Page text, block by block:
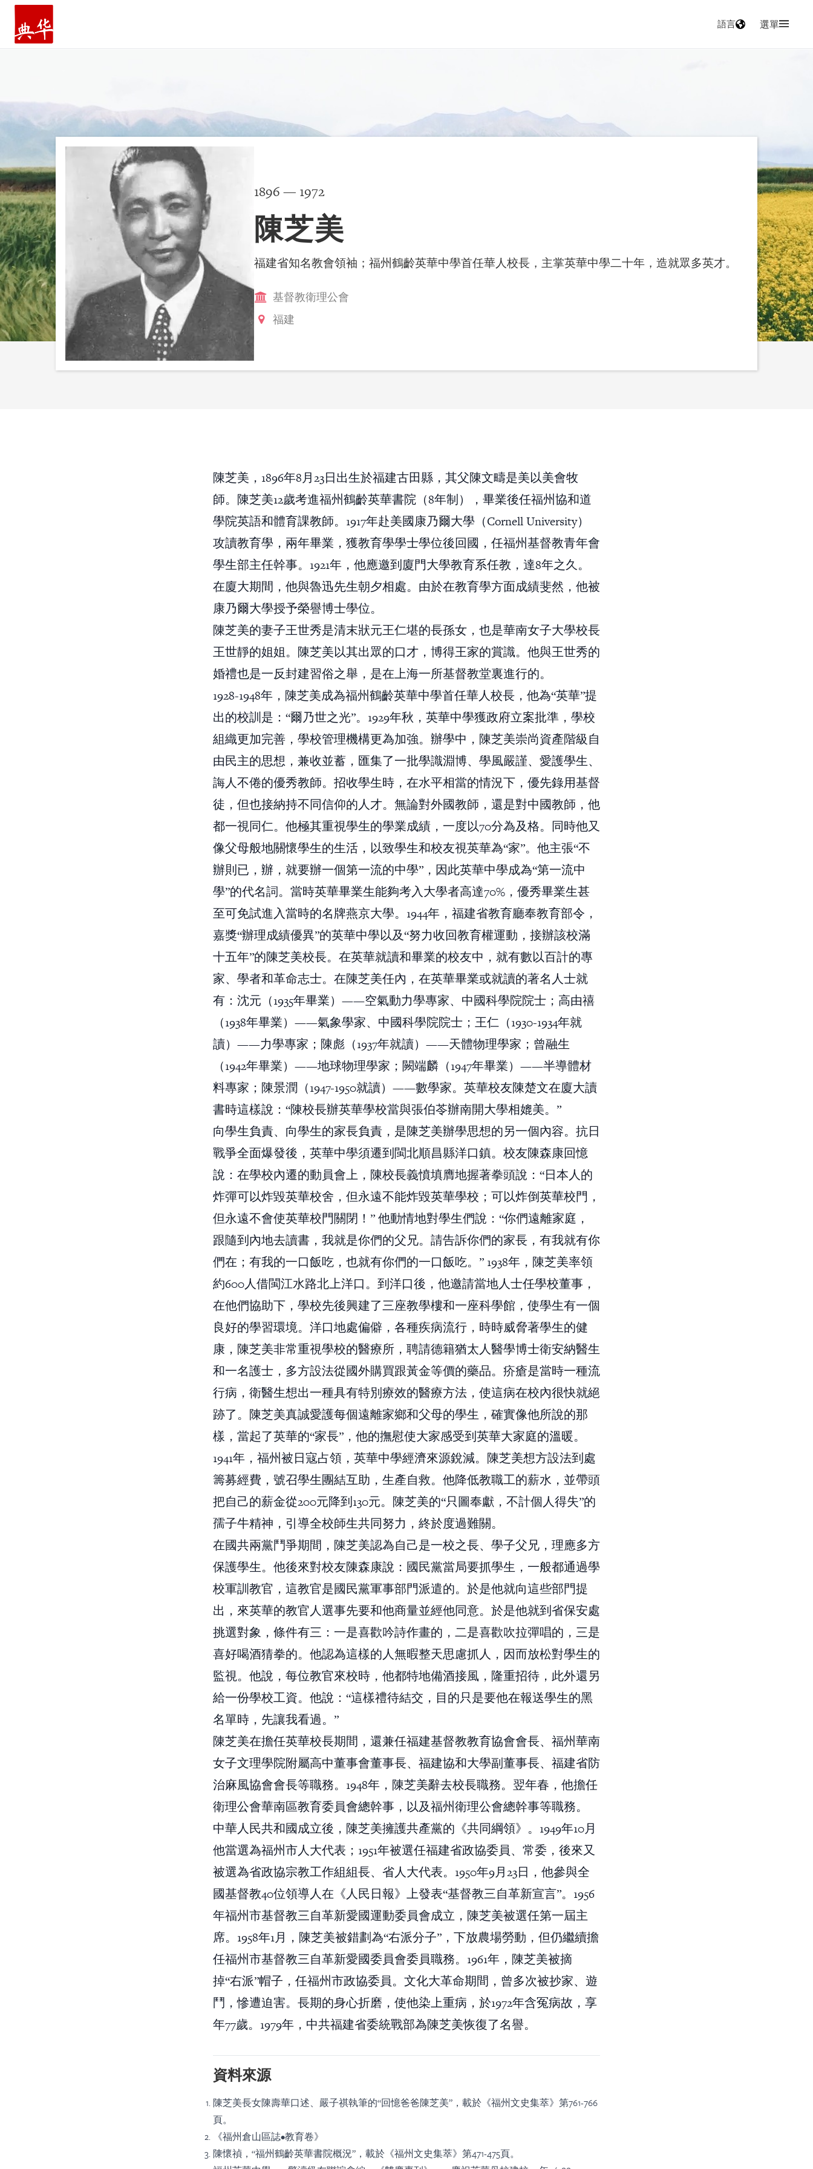
主頁
語言 選單
1896 — 1972
陳芝美
福建省知名教會領袖；福州鶴齡英華中學首任華人校長，主掌英華中學二十年，造就眾多英才。
基督教衛理公會
福建
陳芝美，1896年8月23日出生於福建古田縣，其父陳文疇是美以美會牧
師。陳芝美12歲考進福州鶴齡英華書院（8年制），畢業後任福州協和道
學院英語和體育課教師。1917年赴美國康乃爾大學（Cornell University）
攻讀教育學，兩年畢業，獲教育學學士學位後回國，任福州基督教青年會
學生部主任幹事。1921年，他應邀到廈門大學教育系任教，達8年之久。
在廈大期間，他與魯迅先生朝夕相處。由於在教育學方面成績斐然，他被
康乃爾大學授予榮譽博士學位。
陳芝美的妻子王世秀是清末狀元王仁堪的長孫女，也是華南女子大學校長
王世靜的姐姐。陳芝美以其出眾的口才，博得王家的賞識。他與王世秀的
婚禮也是一反封建習俗之舉，是在上海一所基督教堂裏進行的。
1928-1948年，陳芝美成為福州鶴齡英華中學首任華人校長，他為“英華”提
出的校訓是：“爾乃世之光”。1929年秋，英華中學獲政府立案批準，學校
組織更加完善，學校管理機構更為加強。辦學中，陳芝美崇尚資產階級自
由民主的思想，兼收並蓄，匯集了一批學識淵博、學風嚴謹、愛護學生、
誨人不倦的優秀教師。招收學生時，在水平相當的情況下，優先錄用基督
徒，但也接納持不同信仰的人才。無論對外國教師，還是對中國教師，他
都一視同仁。他極其重視學生的學業成績，一度以70分為及格。同時他又
像父母般地關懷學生的生活，以致學生和校友視英華為“家”。他主張“不
辦則已，辦，就要辦一個第一流的中學”，因此英華中學成為“第一流中
學”的代名詞。當時英華畢業生能夠考入大學者高達70%，優秀畢業生甚
至可免試進入當時的名牌燕京大學。1944年，福建省教育廳奉教育部令，
嘉獎“辦理成績優異”的英華中學以及“努力收回教育權運動，接辦該校滿
十五年”的陳芝美校長。在英華就讀和畢業的校友中，就有數以百計的專
家、學者和革命志士。在陳芝美任內，在英華畢業或就讀的著名人士就
有：沈元（1935年畢業）——空氣動力學專家、中國科學院院士；高由禧
（1938年畢業）——氣象學家、中國科學院院士；王仁（1930-1934年就
讀）——力學專家；陳彪（1937年就讀）——天體物理學家；曾融生
（1942年畢業）——地球物理學家；闕端麟（1947年畢業）——半導體材
料專家；陳景潤（1947-1950就讀）——數學家。英華校友陳楚文在廈大讀
書時這樣說：“陳校長辦英華學校當與張伯苓辦南開大學相媲美。”
向學生負責、向學生的家長負責，是陳芝美辦學思想的另一個內容。抗日
戰爭全面爆發後，英華中學須遷到閩北順昌縣洋口鎮。校友陳森康回憶
說：在學校內遷的動員會上，陳校長義憤填膺地握著拳頭說：“日本人的
炸彈可以炸毀英華校舍，但永遠不能炸毀英華學校；可以炸倒英華校門，
但永遠不會使英華校門關閉！” 他動情地對學生們說：“你們遠離家庭，
跟隨到內地去讀書，我就是你們的父兄。請告訴你們的家長，有我就有你
們在；有我的一口飯吃，也就有你們的一口飯吃。” 1938年，陳芝美率領
約600人借閩江水路北上洋口。到洋口後，他邀請當地人士任學校董事，
在他們協助下，學校先後興建了三座教學樓和一座科學館，使學生有一個
良好的學習環境。洋口地處偏僻，各種疾病流行，時時威脅著學生的健
康，陳芝美非常重視學校的醫療所，聘請德籍猶太人醫學博士衛安納醫生
和一名護士，多方設法從國外購買跟黃金等價的藥品。疥瘡是當時一種流
行病，衛醫生想出一種具有特別療效的醫療方法，使這病在校內很快就絕
跡了。陳芝美真誠愛護每個遠離家鄉和父母的學生，確實像他所說的那
樣，當起了英華的“家長”，他的撫慰使大家感受到英華大家庭的溫暖。
1941年，福州被日寇占領，英華中學經濟來源銳減。陳芝美想方設法到處
籌募經費，號召學生團結互助，生產自救。他降低教職工的薪水，並帶頭
把自己的薪金從200元降到130元。陳芝美的“只圖奉獻，不計個人得失”的
孺子牛精神，引導全校師生共同努力，終於度過難關。
在國共兩黨鬥爭期間，陳芝美認為自己是一校之長、學子父兄，理應多方
保護學生。他後來對校友陳森康說：國民黨當局要抓學生，一般都通過學
校軍訓教官，這教官是國民黨軍事部門派遣的。於是他就向這些部門提
出，來英華的教官人選事先要和他商量並經他同意。於是他就到省保安處
挑選對象，條件有三：一是喜歡吟詩作畫的，二是喜歡吹拉彈唱的，三是
喜好喝酒猜拳的。他認為這樣的人無暇整天思慮抓人，因而放松對學生的
監視。他說，每位教官來校時，他都特地備酒接風，隆重招待，此外還另
給一份學校工資。他說：“這樣禮待結交，目的只是要他在報送學生的黑
名單時，先讓我看過。”
陳芝美在擔任英華校長期間，還兼任福建基督教教育協會會長、福州華南
女子文理學院附屬高中董事會董事長、福建協和大學副董事長、福建省防
治麻風協會會長等職務。1948年，陳芝美辭去校長職務。翌年春，他擔任
衛理公會華南區教育委員會總幹事，以及福州衛理公會總幹事等職務。
中華人民共和國成立後，陳芝美擁護共產黨的《共同綱領》。1949年10月
他當選為福州市人大代表；1951年被選任福建省政協委員、常委，後來又
被選為省政協宗教工作組組長、省人大代表。1950年9月23日，他參與全
國基督教40位領導人在《人民日報》上發表“基督教三自革新宣言”。1956
年福州市基督教三自革新愛國運動委員會成立，陳芝美被選任第一屆主
席。1958年1月，陳芝美被錯劃為“右派分子”，下放農場勞動，但仍繼續擔
任福州市基督教三自革新愛國委員會委員職務。1961年，陳芝美被摘
掉“右派”帽子，任福州市政協委員。文化大革命期間，曾多次被抄家、遊
鬥，慘遭迫害。長期的身心折磨，使他染上重病，於1972年含冤病故，享
年77歲。1979年，中共福建省委統戰部為陳芝美恢復了名譽。
資料來源
陳芝美長女陳壽華口述、嚴子祺執筆的“回憶爸爸陳芝美”，載於《福州文史集萃》第761-766
頁。
《福州倉山區誌•教育卷》
陳懷禎，“福州鶴齡英華書院概況”，載於《福州文史集萃》第471-475頁。